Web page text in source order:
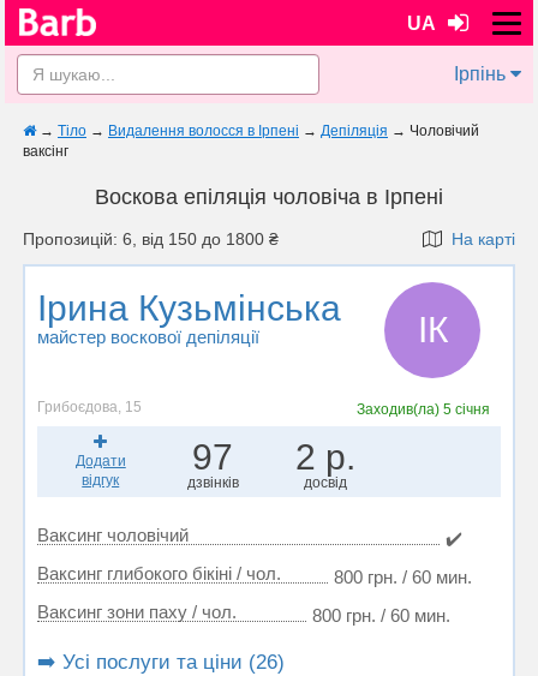
UA
Ірпінь
→ Тіло → Видалення волосся в Ірпені → Депіляція → Чоловічий
ваксінг
Воскова епіляція чоловіча в Ірпені
Пропозицій: 6, від 150 до 1800 ₴ На карті
Ірина Кузьмінська
майстер воскової депіляції ІК
Грибоєдова, 15 Заходив(ла)5 січня
Додати
відгук
97
дзвінків
2 р.
досвід
Ваксинг чоловічий
✔️
Ваксинг глибокого бікіні / чол.
800 грн. / 60 мин.
Ваксинг зони паху / чол.
800 грн. / 60 мин.
➡️ Усі послуги та ціни (26)